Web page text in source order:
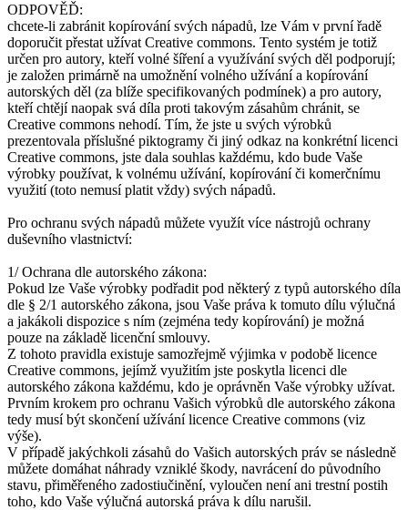
ODPOVĚĎ:
chcete-li zabránit kopírování svých nápadů, lze Vám v první řadě
doporučit přestat užívat Creative commons. Tento systém je totiž
určen pro autory, kteří volné šíření a využívání svých děl podporují;
je založen primárně na umožnění volného užívání a kopírování
autorských děl (za blíže specifikovaných podmínek) a pro autory,
kteří chtějí naopak svá díla proti takovým zásahům chránit, se
Creative commons nehodí. Tím, že jste u svých výrobků
prezentovala příslušné piktogramy či jiný odkaz na konkrétní licenci
Creative commons, jste dala souhlas každému, kdo bude Vaše
výrobky používat, k volnému užívání, kopírování či komerčnímu
využití (toto nemusí platit vždy) svých nápadů.
Pro ochranu svých nápadů můžete využít více nástrojů ochrany
duševního vlastnictví:
1/ Ochrana dle autorského zákona:
Pokud lze Vaše výrobky podřadit pod některý z typů autorského díla
dle § 2/1 autorského zákona, jsou Vaše práva k tomuto dílu výlučná
a jakákoli dispozice s ním (zejména tedy kopírování) je možná
pouze na základě licenční smlouvy.
Z tohoto pravidla existuje samozřejmě výjimka v podobě licence
Creative commons, jejímž využitím jste poskytla licenci dle
autorského zákona každému, kdo je oprávněn Vaše výrobky užívat.
Prvním krokem pro ochranu Vašich výrobků dle autorského zákona
tedy musí být skončení užívání licence Creative commons (viz
výše).
V případě jakýchkoli zásahů do Vašich autorských práv se následně
můžete domáhat náhrady vzniklé škody, navrácení do původního
stavu, přiměřeného zadostiučinění, vyloučen není ani trestní postih
toho, kdo Vaše výlučná autorská práva k dílu narušil.